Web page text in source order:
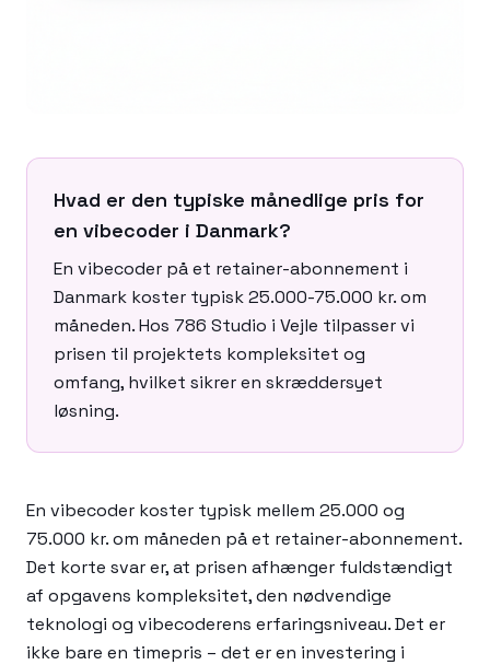
Hvad er den typiske månedlige pris for
en vibecoder i Danmark?
En vibecoder på et retainer-abonnement i
Danmark koster typisk 25.000-75.000 kr. om
måneden. Hos 786 Studio i Vejle tilpasser vi
prisen til projektets kompleksitet og
omfang, hvilket sikrer en skræddersyet
løsning.
En vibecoder koster typisk mellem 25.000 og
75.000 kr. om måneden på et retainer-abonnement.
Det korte svar er, at prisen afhænger fuldstændigt
af opgavens kompleksitet, den nødvendige
teknologi og vibecoderens erfaringsniveau. Det er
ikke bare en timepris – det er en investering i